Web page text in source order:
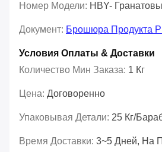
Номер Модели: HBY-
Документ: Брошюра Продукта
Условия Оплаты & Доставки
Количество Мин Заказа: 1 Кг
Цена: Договоренно
Упаковывая Детали: 25 Кг/
Время Доставки: 3~5 Дней, На